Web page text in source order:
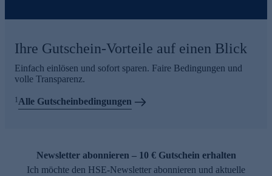
Ihre Gutschein-Vorteile auf einen Blick
Einfach einlösen und sofort sparen. Faire Bedingungen und
volle Transparenz.
1 Alle Gutscheinbedingungen
Newsletter abonnieren – 10 € Gutschein erhalten
Ich möchte den HSE-Newsletter abonnieren und aktuelle